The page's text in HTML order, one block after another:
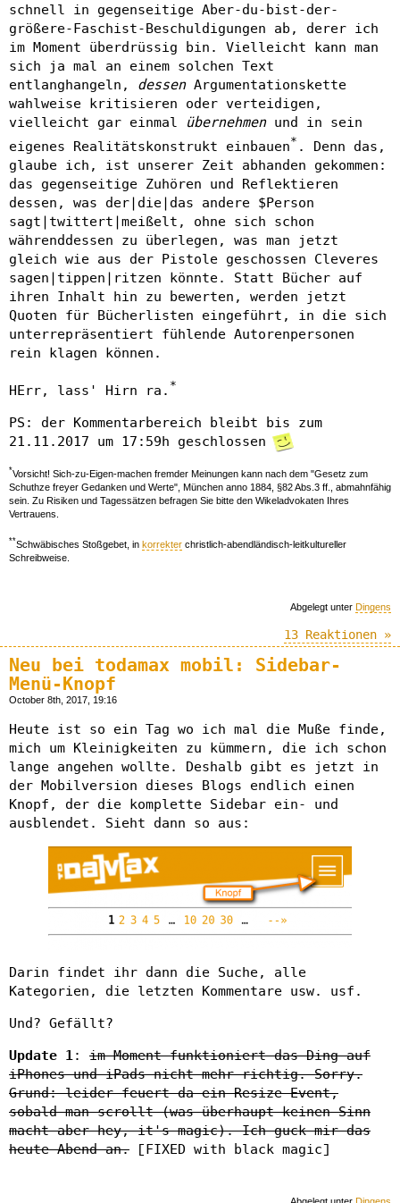
schnell in gegenseitige Aber-du-bist-der-
größere-Faschist-Beschuldigungen ab, derer ich
im Moment überdrüssig bin. Vielleicht kann man
sich ja mal an einem solchen Text
entlanghangeln, dessen Argumentationskette
wahlweise kritisieren oder verteidigen,
vielleicht gar einmal
übernehmenund in sein
eigenes Realitätskonstrukt einbauen* . Denn das,
glaube ich, ist unserer Zeit abhanden gekommen:
das gegenseitige Zuhören und Reflektieren
dessen, was der|die|das andere $Person
sagt|twittert|meißelt, ohne sich schon
währenddessen zu überlegen, was man jetzt
gleich wie aus der Pistole geschossen Cleveres
sagen|tippen|ritzen könnte. Statt Bücher auf
ihren Inhalt hin zu bewerten, werden jetzt
Quoten für Bücherlisten eingeführt, in die sich
unterrepräsentiert fühlende Autorenpersonen
rein klagen können.
HErr, lass' Hirn ra. *
PS: der Kommentarbereich bleibt bis zum
21.11.2017 um 17:59h geschlossen
*Vorsicht! Sich-zu-Eigen-machen fremder Meinungen kann nach dem "Gesetz zum
Schuthze freyer Gedanken und Werte", München anno 1884, §82 Abs.3 ff., abmahnfähig
sein. Zu Risiken und Tagessätzen befragen Sie bitte den Wikeladvokaten Ihres
Vertrauens.
**Schwäbisches Stoßgebet, in korrekter christlich-abendländisch-leitkultureller
Schreibweise.
Abgelegt unter Dingens
13 Reaktionen »
Neu bei todamax mobil: Sidebar-
Menü-Knopf
October 8th, 2017, 19:16
Heute ist so ein Tag wo ich mal die Muße finde,
mich um Kleinigkeiten zu kümmern, die ich schon
lange angehen wollte. Deshalb gibt es jetzt in
der Mobilversion dieses Blogs endlich einen
Knopf, der die komplette Sidebar ein- und
ausblendet. Sieht dann so aus:
Darin findet ihr dann die Suche, alle
Kategorien, die letzten Kommentare usw. usf.
Und? Gefällt?
Update 1: im Moment funktioniert das Ding auf
iPhones und iPads nicht mehr richtig. Sorry.
Grund: leider feuert da ein Resize-Event,
sobald man scrollt (was überhaupt keinen Sinn
macht aber hey, it's magic). Ich guck mir das
heute Abend an. [FIXED with black magic]